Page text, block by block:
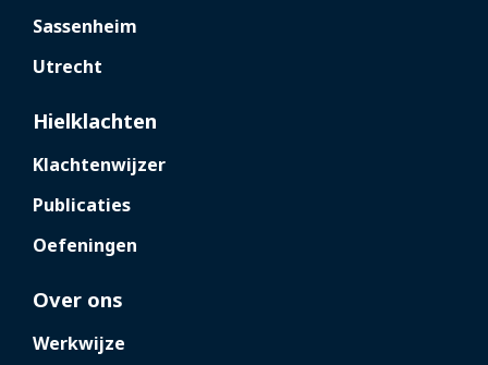
Sassenheim
Utrecht
Hielklachten
Klachtenwijzer
Publicaties
Oefeningen
Over ons
Werkwijze